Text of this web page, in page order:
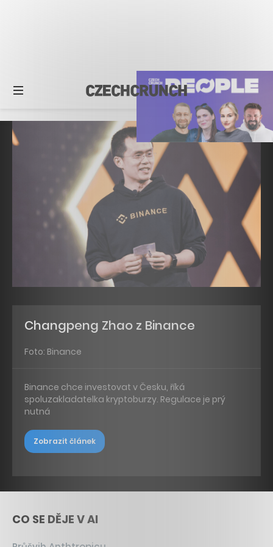
Changpeng Zhao z Binance
Foto: Binance
Binance chce investovat v Česku, říká
spoluzakladatelka kryptoburzy. Regulace je prý
nutná
Zobrazit článek
CO SE DĚJE V AI